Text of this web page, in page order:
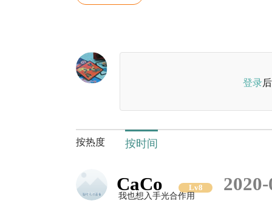
登录
按热度 按时间
CaCo Lv8
我也想入手光合作用